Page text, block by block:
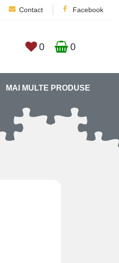
Contact Facebook
0 0
MAI MULTE PRODUSE